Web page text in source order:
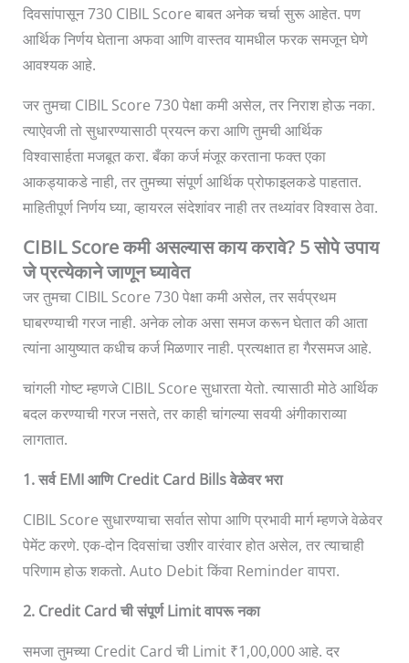
दिवसांपासून 730 CIBIL Score बाबत अनेक चर्चा सुरू आहेत. पण
आर्थिक निर्णय घेताना अफवा आणि वास्तव यामधील फरक समजून घेणे
आवश्यक आहे.
जर तुमचा CIBIL Score 730 पेक्षा कमी असेल, तर निराश होऊ नका.
त्याऐवजी तो सुधारण्यासाठी प्रयत्न करा आणि तुमची आर्थिक
विश्वासार्हता मजबूत करा. बँका कर्ज मंजूर करताना फक्त एका
आकड्याकडे नाही, तर तुमच्या संपूर्ण आर्थिक प्रोफाइलकडे पाहतात.
माहितीपूर्ण निर्णय घ्या, व्हायरल संदेशांवर नाही तर तथ्यांवर विश्वास ठेवा.
CIBIL Score कमी असल्यास काय करावे? 5 सोपे उपाय
जे प्रत्येकाने जाणून घ्यावेत
जर तुमचा CIBIL Score 730 पेक्षा कमी असेल, तर सर्वप्रथम
घाबरण्याची गरज नाही. अनेक लोक असा समज करून घेतात की आता
त्यांना आयुष्यात कधीच कर्ज मिळणार नाही. प्रत्यक्षात हा गैरसमज आहे.
चांगली गोष्ट म्हणजे CIBIL Score सुधारता येतो. त्यासाठी मोठे आर्थिक
बदल करण्याची गरज नसते, तर काही चांगल्या सवयी अंगीकाराव्या
लागतात.
1. सर्व EMI आणि Credit Card Bills वेळेवर भरा
CIBIL Score सुधारण्याचा सर्वात सोपा आणि प्रभावी मार्ग म्हणजे वेळेवर
पेमेंट करणे. एक-दोन दिवसांचा उशीर वारंवार होत असेल, तर त्याचाही
परिणाम होऊ शकतो. Auto Debit किंवा Reminder वापरा.
2. Credit Card ची संपूर्ण Limit वापरू नका
समजा तुमच्या Credit Card ची Limit ₹1,00,000 आहे. दर